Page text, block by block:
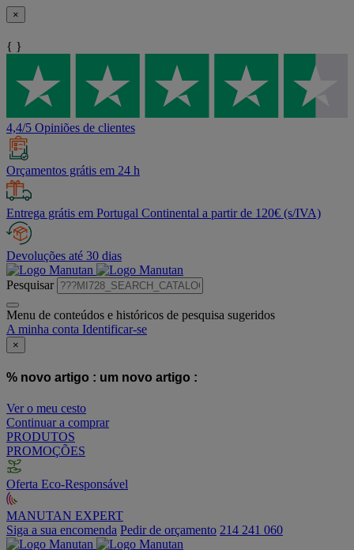
×
{ }
4,4/5 Opiniões de clientes
Orçamentos grátis em 24 h
Entrega grátis em Portugal Continental a partir de 120€ (s/IVA)
Devoluções até 30 dias
Pesquisar
Menu de conteúdos e históricos de pesquisa sugeridos
A minha conta Identificar-se
×
% novo artigo : um novo artigo :
Ver o meu cesto
Continuar a comprar
PRODUTOS
PROMOÇÕES
Oferta Eco-Responsável
MANUTAN EXPERT
Siga a sua encomenda Pedir de orçamento 214 241 060